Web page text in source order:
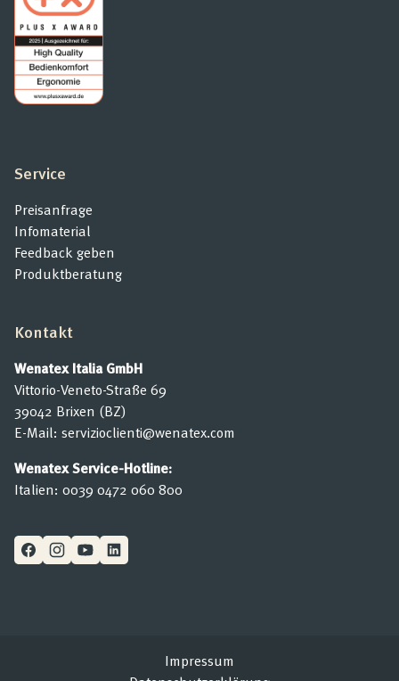
Service
Preisanfrage
Infomaterial
Feedback geben
Produktberatung
Kontakt
Wenatex Italia GmbH
Vittorio-Veneto-Straße 69
39042 Brixen (BZ)
E-Mail: servizioclienti@wenatex.com
Wenatex Service-Hotline:
Italien: 0039 0472 060 800
Impressum